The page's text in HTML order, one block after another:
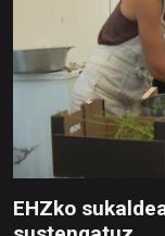
EHZko